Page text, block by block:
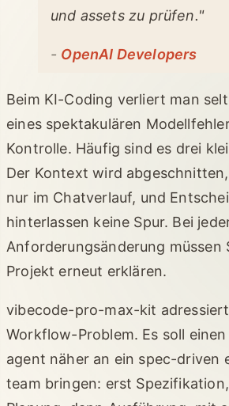
und assets zu prüfen."
- OpenAI Developers
Beim KI-Coding verliert man
eines spektakulären
Kontrolle. Häufig sind es drei
Der Kontext wird
nur im Chatverlauf, und
hinterlassen keine Spur. Bei
Anforderungsänderung müssen
Projekt erneut erklären.
vibecode-pro-max-kit
Workflow-Problem. Es soll
agent näher an ein spec-driven
team bringen: erst